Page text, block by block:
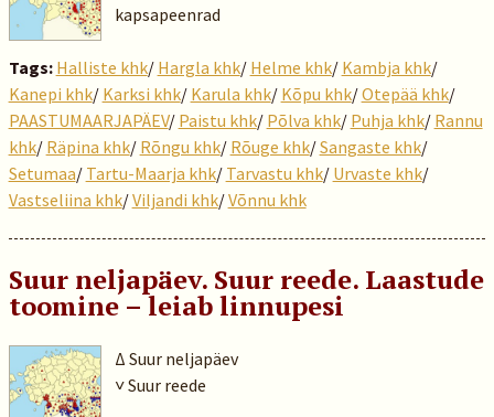
kapsapeenrad
Tags: Halliste khk/ Hargla khk/ Helme khk/ Kambja khk/
Kanepi khk/ Karksi khk/ Karula khk/ Kõpu khk/Otepää khk/
PAASTUMAARJAPÄEV/ Paistu khk/ Põlva khk/ Puhja khk/ Rannu
khk/ Räpina khk/ Rõngu khk/ Rõuge khk/Sangaste khk/
Setumaa/ Tartu-Maarja khk/ Tarvastu khk/ Urvaste khk/
Vastseliina khk/Viljandi khk/Võnnu khk
Suur neljapäev. Suur reede. Laastude
toomine – leiab linnupesi
Δ Suur neljapäev
˅ Suur reede